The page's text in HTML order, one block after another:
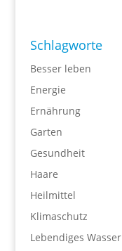
Schlagworte
Besser leben
Energie
Ernährung
Garten
Gesundheit
Haare
Heilmittel
Klimaschutz
Lebendiges Wasser